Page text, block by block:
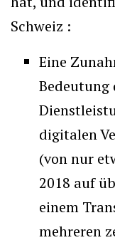
Schweiz :
Eine
Bedeutung
digitalen
(von nur
2018 auf
einem
mehreren